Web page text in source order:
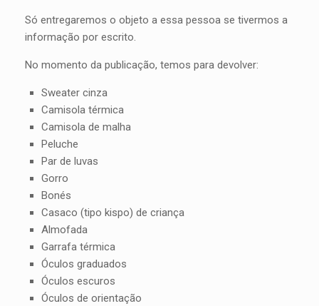
Só entregaremos o objeto a essa pessoa se tivermos a
informação por escrito.
No momento da publicação, temos para devolver:
Sweater cinza
Camisola térmica
Camisola de malha
Peluche
Par de luvas
Gorro
Bonés
Casaco (tipo kispo) de criança
Almofada
Garrafa térmica
Óculos graduados
Óculos escuros
Óculos de orientação